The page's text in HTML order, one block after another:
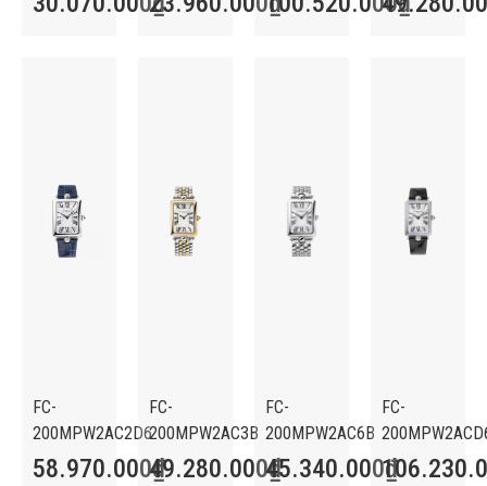
FC-
200MPW2AC2D6
58.970.000₫
FC-
200MPW2AC3B
49.280.000₫
FC-
200MPW2AC6B
45.340.000₫
FC-